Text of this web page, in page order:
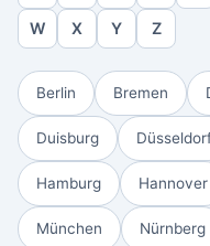
W X Y Z
Berlin Bremen
Duisburg
Hamburg Hannover
München Nürnberg